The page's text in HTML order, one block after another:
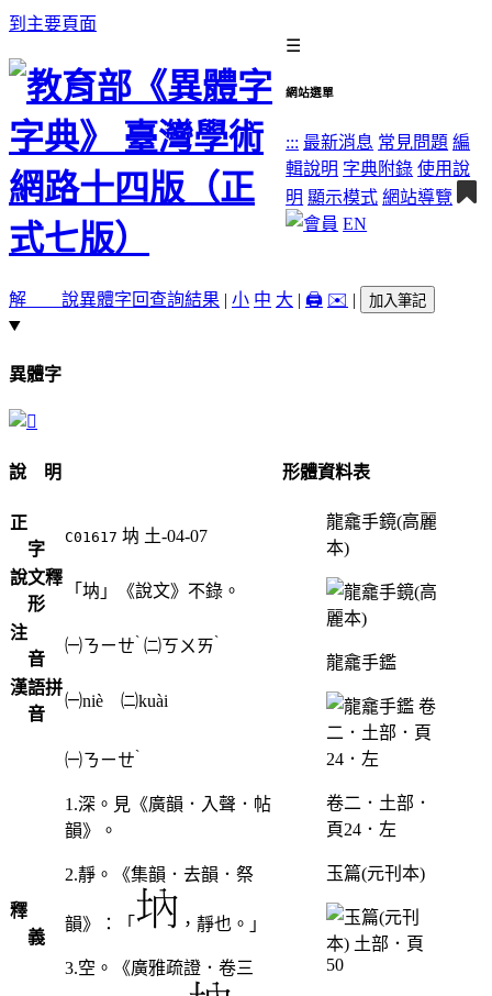
到主要頁面
☰
網站選單
::: 最新消息 常見問題 編
輯說明 字典附錄 使用說
明 顯示模式 網站導覽
EN
解 說異體字回查詢結果 | 小 中 大 | 🖨️ ✉️ | 加入筆記
異體字
說 明
正
字
C01617 㘨 土-04-07
說文釋
形
「㘨」《說文》不錄。
注
音
㈠ㄋㄧㄝˋ ㈡ㄎㄨㄞˋ
漢語拼
音
㈠niè ㈡kuài
釋
義
㈠ㄋㄧㄝˋ
1.深。見《廣韻．入聲．帖
韻》。
2.靜。《集韻．去韻．祭
韻》：「 ，靜也。」
3.空。《廣雅疏證．卷三
形體資料表
龍龕手鏡(高麗
本)
龍龕手鑑
卷二．土部．
頁24．左
玉篇(元刊本)